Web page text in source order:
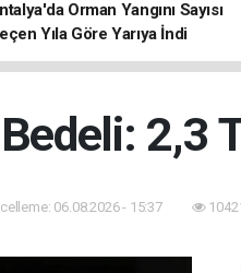
Orman Yangını Sayısı
Yıla Göre Yarıya İndi
2,3
06.08.2026 - 15:37